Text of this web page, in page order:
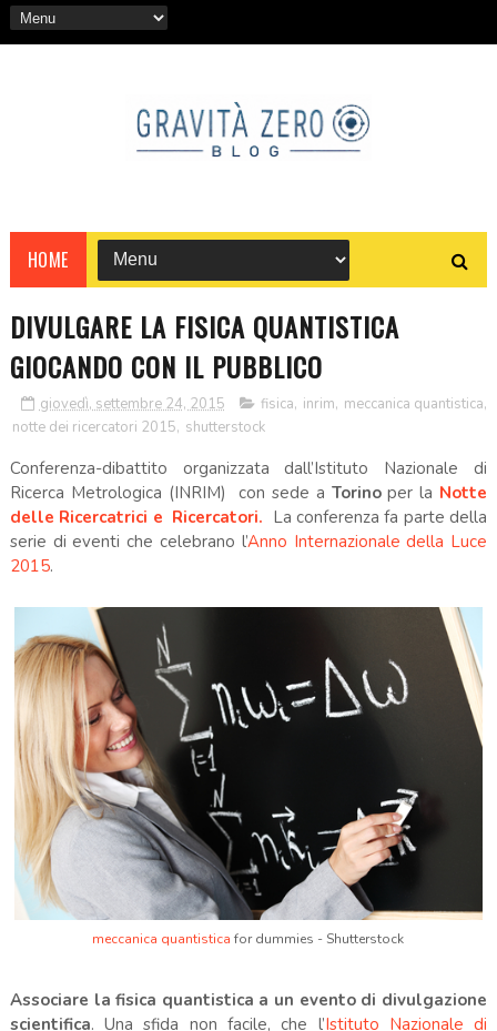
HOME
DIVULGARE LA FISICA QUANTISTICA
GIOCANDO CON IL PUBBLICO
giovedì, settembre 24, 2015 fisica, inrim, meccanica quantistica,
notte dei ricercatori 2015, shutterstock
Conferenza-dibattito organizzata dall’Istituto Nazionale di
Ricerca Metrologica (INRIM) con sede a Torinoper la Notte
delle Ricercatrici e Ricercatori. La conferenza fa parte della
serie di eventi che celebrano l’Anno Internazionale della Luce
2015.
meccanica quantisticafor dummies - Shutterstock
Associare la fisica quantistica a un evento di divulgazione
scientifica. Una sfida non facile, che l’Istituto Nazionale di